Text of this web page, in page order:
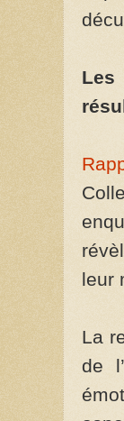
Les
leur
La
de